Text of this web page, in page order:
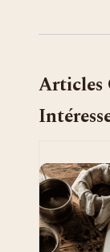
Articles